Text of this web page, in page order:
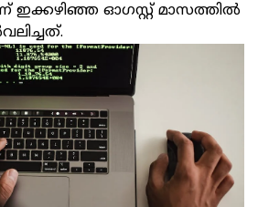
ഇക്കഴിഞ്ഞ ഓഗസ്റ്റ് മാസത്തില്‍